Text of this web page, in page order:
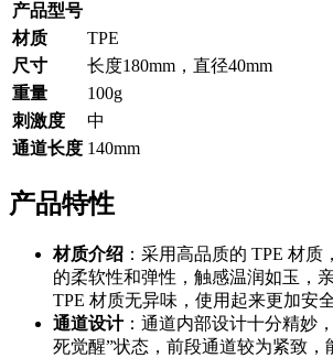
产品型号
材质
TPE
尺寸
长度180mm，直径40mm
重量
100g
刺激度
中
通道长度 140mm
产品特性
材质介绍 ：采用高品质的 TPE 材
的柔软性和弹性，触感温润如玉，
TPE 材质无异味，使用起来更加安全
通道设计：通道内部设计十分精妙
死觉醒”状态，前段通道较为紧致，